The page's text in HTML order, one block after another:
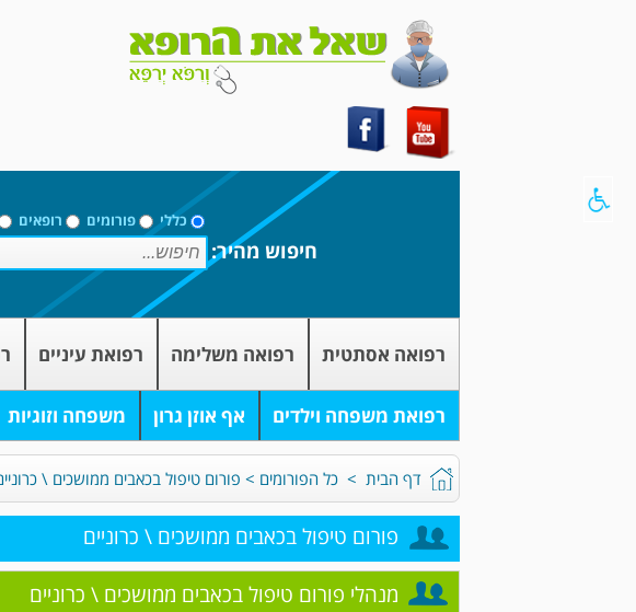
כללי פורומים רופאים
חיפוש מהיר:
רפואה אסתטית רפואה משלימה רפואת עיניים
רפואת משפחה וילדים אף אוזן גרון משפחה וזוגיות
דף הבית > כל הפורומים > פורום טיפול בכאבים ממושכים \
פורום טיפול בכאבים ממושכים \ כרוניים
מנהלי פורום טיפול בכאבים ממושכים \ כרוניים